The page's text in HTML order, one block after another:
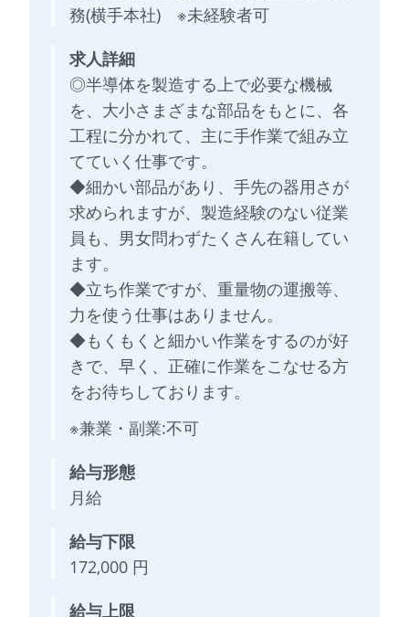
務(横手本社) ※未経験者可
求人詳細
◎半導体を製造する上で必要な機械
を、大小さまざまな部品をもとに、各
工程に分かれて、主に手作業で組み立
てていく仕事です。
◆細かい部品があり、手先の器用さが
求められますが、製造経験のない従業
員も、男女問わずたくさん在籍してい
ます。
◆立ち作業ですが、重量物の運搬等、
力を使う仕事はありません。
◆もくもくと細かい作業をするのが好
きで、早く、正確に作業をこなせる方
をお待ちしております。
※兼業・副業:不可
給与形態
月給
給与下限
172,000 円
給与上限